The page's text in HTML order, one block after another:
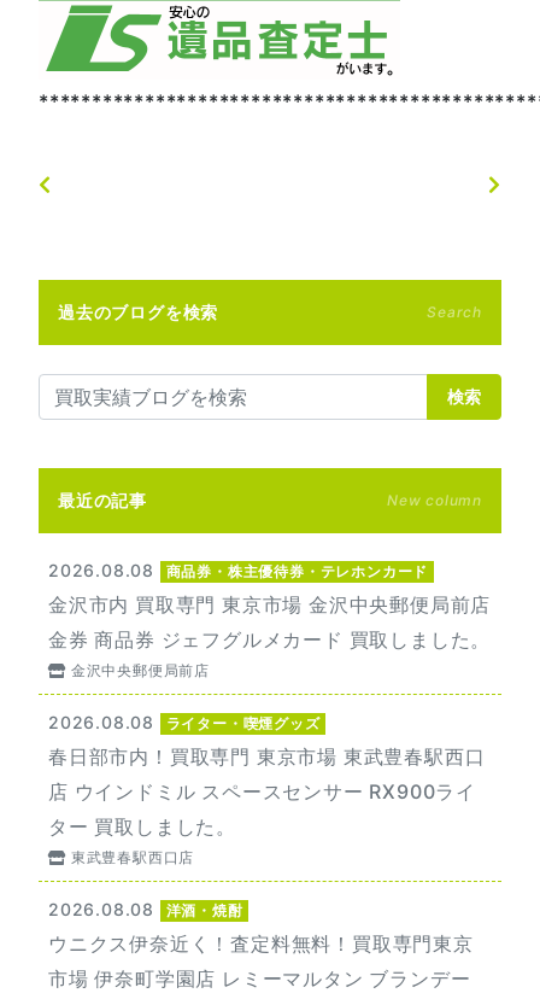
過去のブログを検索 Search
検索
最近の記事 New column
2026.08.08 商品券・株主優待券・テレホンカード
金沢市内 買取専門 東京市場 金沢中央郵便局前店
金券 商品券 ジェフグルメカード 買取しました。
金沢中央郵便局前店
2026.08.08 ライター・喫煙グッズ
春日部市内！買取専門 東京市場 東武豊春駅西口
店 ウインドミル スペースセンサー RX900ライ
ター 買取しました。
東武豊春駅西口店
2026.08.08 洋酒・焼酎
ウニクス伊奈近く！査定料無料！買取専門東京
市場 伊奈町学園店 レミーマルタン ブランデー